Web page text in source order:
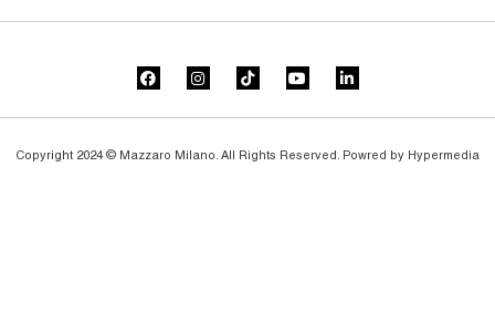
Copyright 2024 © Mazzaro Milano. All Rights Reserved. Powred by Hypermedia